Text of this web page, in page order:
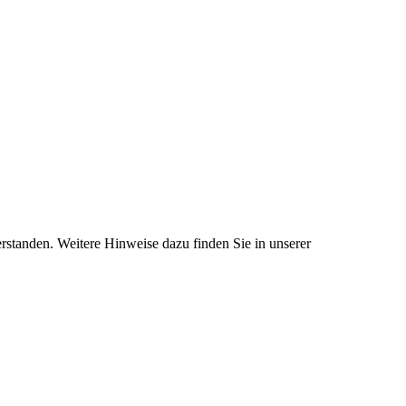
Weitere Hinweise dazu finden Sie in unserer